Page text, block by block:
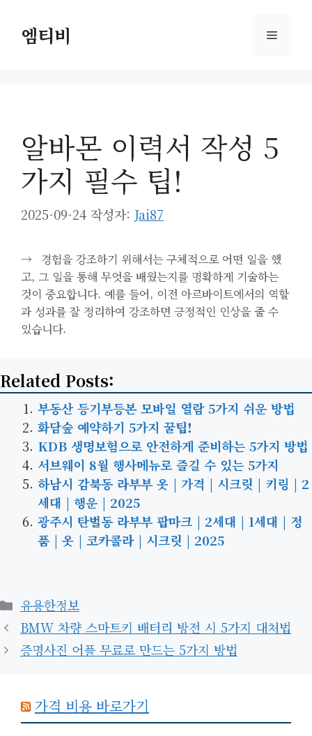
엠티비 메
알바몬 이력서 작성 5
가지 필수 팁!
2025-09-24 작성자: Jai87
→
경험을 강조하기 위해서는 구체적으로 어떤 일을 했
고, 그 일을 통해 무엇을 배웠는지를 명확하게 기술하는
것이 중요합니다. 예를 들어, 이전 아르바이트에서의 역할
과 성과를 잘 정리하여 강조하면 긍정적인 인상을 줄 수
있습니다.
Related Posts:
부동산 등기부등본 모바일 열람 5가지 쉬운 방법
화담숲 예약하기 5가지 꿀팁!
KDB 생명보험으로 안전하게 준비하는 5가지 방법
서브웨이 8월 행사메뉴로 즐길 수 있는 5가지
하남시 감북동 라부부 옷 | 가격 | 시크릿 | 키링 | 2
세대 | 행운 | 2025
광주시 탄벌동 라부부 팝마크 | 2세대 | 1세대 | 정
품 | 옷 | 코카콜라 | 시크릿 | 2025
카
테
고
리
유용한정보
BMW 차량 스마트키 배터리 방전 시 5가지 대처법
증명사진 어플 무료로 만드는 5가지 방법
가격 비용 바로가기